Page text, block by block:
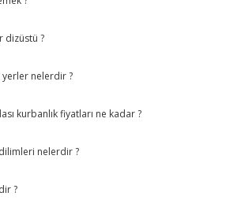
dizüstü ?
yerler nelerdir ?
kurbanlık fiyatları ne kadar ?
nelerdir ?
?